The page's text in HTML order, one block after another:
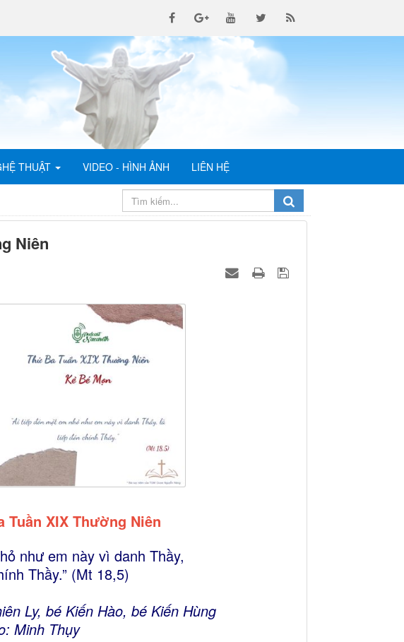
THUẬT VIDEO - HÌNH ẢNH LIÊN HỆ
Niên
Tuần XIX Thường Niên
như em này vì danh Thầy,
Thầy.” (Mt 18,5)
Ly, bé Kiến Hào, bé Kiến Hùng
Minh Thụy